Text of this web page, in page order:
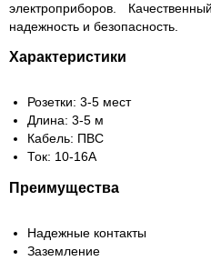
электроприборов.
надежность и безопасность.
Характеристики
Розетки: 3-5 мест
Длина: 3-5 м
Кабель: ПВС
Ток: 10-16А
Преимущества
Надежные контакты
Заземление